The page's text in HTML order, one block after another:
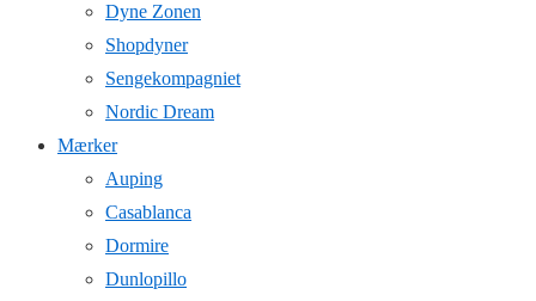
Dyne Zonen
Shopdyner
Sengekompagniet
Nordic Dream
Mærker
Auping
Casablanca
Dormire
Dunlopillo